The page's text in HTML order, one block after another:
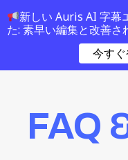
FAQ
新しい Auris AI 字幕
た: 素早い編集と改善さ
今す